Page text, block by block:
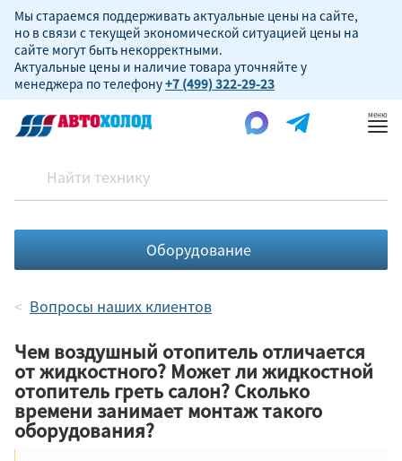
Мы стараемся поддерживать актуальные цены на сайте,
но в связи с текущей экономической ситуацией цены на
сайте могут быть некорректными.
Актуальные цены и наличие товара уточняйте у
менеджера по телефону+7 (499) 322-29-23
Оборудование
Вопросы наших клиентов
Чем воздушный отопитель отличается
от жидкостного? Может ли жидкостной
отопитель греть салон? Сколько
времени занимает монтаж такого
оборудования?